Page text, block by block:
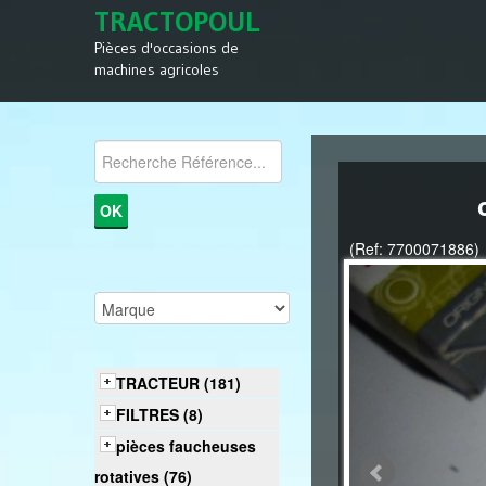
TRACTOPOUL
Pièces d'occasions de
machines agricoles
TRACTEUR (181)
FILTRES (8)
pièces faucheuses
rotatives (76)
(Ref: 7700071886)